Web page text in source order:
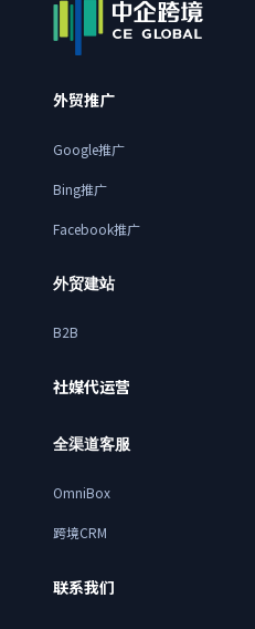
外贸推广
Google推广
Bing推广
Facebook推广
外贸建站
B2B
社媒代运营
全渠道客服
OmniBox
跨境CRM
联系我们